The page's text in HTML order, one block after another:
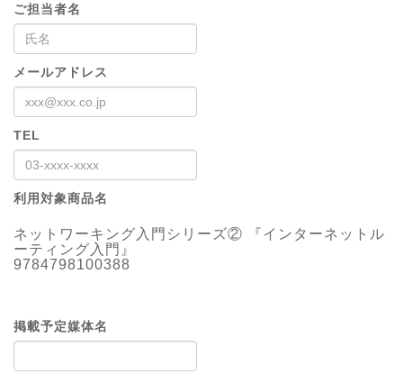
ご担当者名
メールアドレス
TEL
利用対象商品名
ネットワーキング入門シリーズ② 『インターネットル
ーティング入門』
9784798100388
掲載予定媒体名